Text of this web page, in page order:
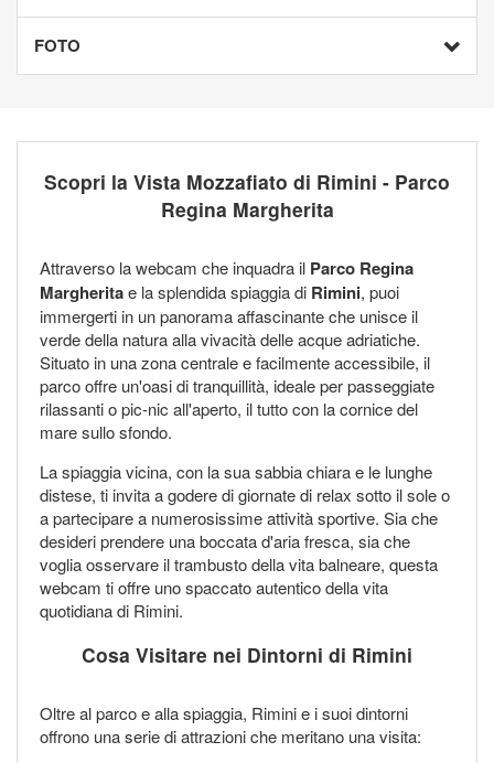
FOTO
Scopri la Vista Mozzafiato di Rimini - Parco
Regina Margherita
Attraverso la webcam che inquadra il Parco Regina
Margheritae la splendida spiaggia di Rimini, puoi
immergerti in un panorama affascinante che unisce il
verde della natura alla vivacità delle acque adriatiche.
Situato in una zona centrale e facilmente accessibile, il
parco offre un'oasi di tranquillità, ideale per passeggiate
rilassanti o pic-nic all'aperto, il tutto con la cornice del
mare sullo sfondo.
La spiaggia vicina, con la sua sabbia chiara e le lunghe
distese, ti invita a godere di giornate di relax sotto il sole o
a partecipare a numerosissime attività sportive. Sia che
desideri prendere una boccata d'aria fresca, sia che
voglia osservare il trambusto della vita balneare, questa
webcam ti offre uno spaccato autentico della vita
quotidiana di Rimini.
Cosa Visitare nei Dintorni di Rimini
Oltre al parco e alla spiaggia, Rimini e i suoi dintorni
offrono una serie di attrazioni che meritano una visita: